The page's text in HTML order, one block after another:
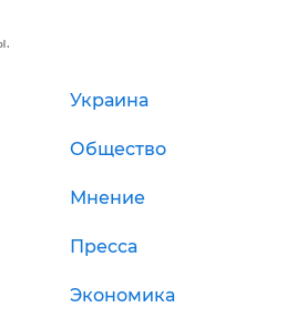
Украина
Общество
Мнение
Пресса
Экономика